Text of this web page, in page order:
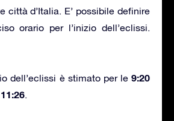
città d’Italia. E’ possibile definire
orario per l’inizio dell’eclissi.
dell’eclissi è stimato per le9:20
11:26.